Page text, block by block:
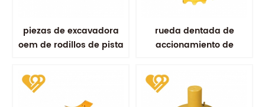
piezas de excavadora
oem de rodillos de pista
rueda dentada de
accionamiento de
para tren de rodaje
kobelco sk100 sk200